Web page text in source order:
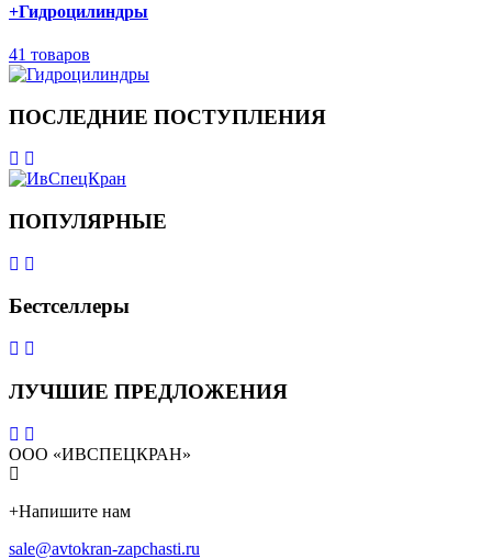
+Гидроцилиндры
41 товаров
ПОСЛЕДНИЕ ПОСТУПЛЕНИЯ
ПОПУЛЯРНЫЕ
Бестселлеры
ЛУЧШИЕ ПРЕДЛОЖЕНИЯ
ООО «ИВСПЕЦКРАН»
+Напишите нам
sale@avtokran-zapchasti.ru